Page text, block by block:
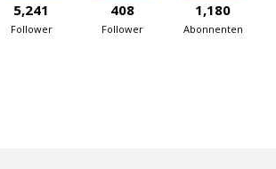
5,241
Follower
408
Follower
1,180
Abonnenten